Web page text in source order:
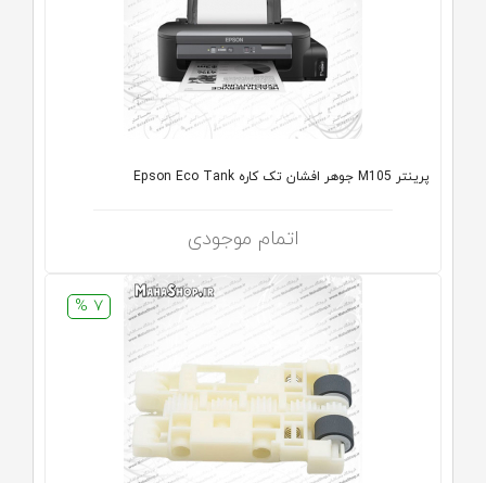
پرینتر M105 جوهر افشان تک کاره Epson Eco Tank
اتمام موجودی
7 %